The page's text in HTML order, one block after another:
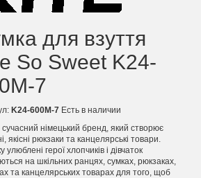
для взуття
So Sweet K24-
7
K24-600M-7 Есть в наличии
сучасний німецький бренд, який створює
якісні рюкзаки та канцелярські товари.
улюблені герої хлопчиків і дівчаток
на шкільних ранцях, сумках, рюкзаках,
та канцелярських товарах для того, щоб